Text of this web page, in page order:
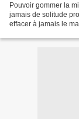
Pouvoir gommer la
jamais de solitude
effacer à jamais le